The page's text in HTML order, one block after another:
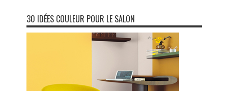
30 IDÉES COULEUR POUR LE SALON